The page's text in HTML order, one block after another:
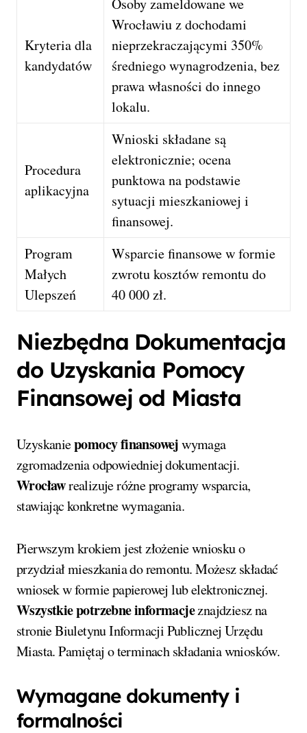
Kryteria dla
kandydatów
Wrocławiu z dochodami
nieprzekraczającymi 350%
średniego wynagrodzenia, bez
prawa własności do innego
lokalu.
Procedura
aplikacyjna
Wnioski składane są
elektronicznie; ocena
punktowa na podstawie
sytuacji mieszkaniowej i
finansowej.
Program
Małych
Ulepszeń
Wsparcie finansowe w formie
zwrotu kosztów remontu do
40 000 zł.
Niezbędna Dokumentacja
do Uzyskania Pomocy
Finansowej od Miasta
Uzyskaniepomocy finansowejwymaga
zgromadzenia odpowiedniej dokumentacji.
Wrocławrealizuje różne programy wsparcia,
stawiając konkretne wymagania.
Pierwszym krokiem jest złożenie wniosku o
przydział mieszkania do remontu. Możesz składać
wniosek w formie papierowej lub elektronicznej.
Wszystkie potrzebne informacjeznajdziesz na
stronie Biuletynu Informacji Publicznej Urzędu
Miasta. Pamiętaj o terminach składania wniosków.
Wymagane dokumenty i
formalności